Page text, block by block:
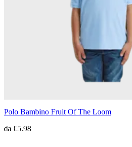
Polo Bambino Fruit Of The Loom
da €5.98